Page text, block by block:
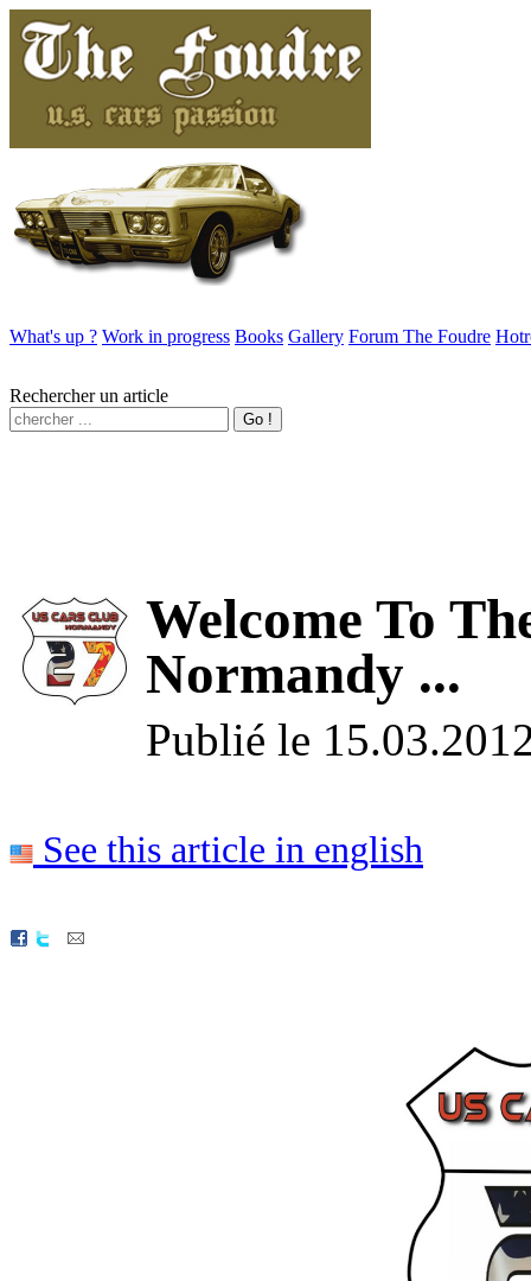
What's up ? Work in progress Books Gallery Forum The Foudre
Rechercher un article
Welcome To
Normandy ...
Publié le
See this article in english